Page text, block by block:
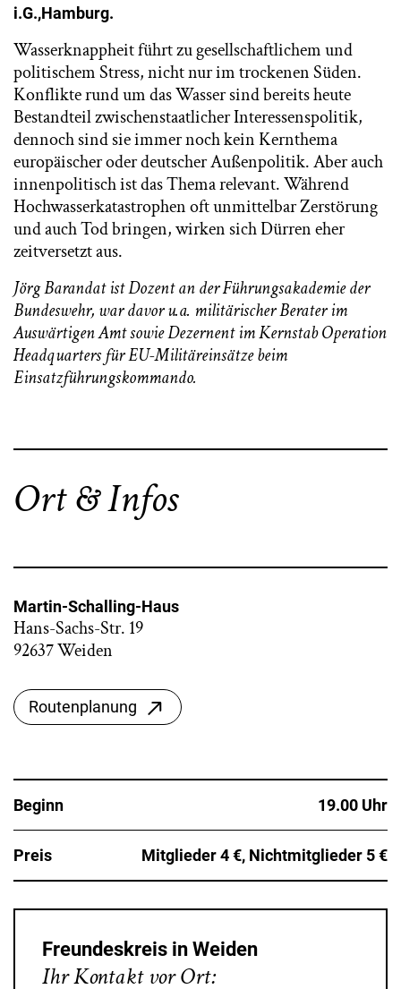
i.G.,Hamburg.
Wasserknappheit führt zu gesellschaftlichem und
politischem Stress, nicht nur im trockenen Süden.
Konflikte rund um das Wasser sind bereits heute
Bestandteil zwischenstaatlicher Interessenspolitik,
dennoch sind sie immer noch kein Kernthema
europäischer oder deutscher Außenpolitik. Aber auch
innenpolitisch ist das Thema relevant. Während
Hochwasserkatastrophen oft unmittelbar Zerstörung
und auch Tod bringen, wirken sich Dürren eher
zeitversetzt aus.
Jörg Barandat istDozent an der Führungsakademie der
Bundeswehr, war davor u.a. militärischer Berater im
Auswärtigen Amt sowie Dezernent im Kernstab Operation
Headquarters für EU-Militäreinsätze beim
Einsatzführungskommando.
Ort & Infos
Martin-Schalling-Haus
Hans-Sachs-Str. 19
92637 Weiden
Routenplanung
Beginn 19.00 Uhr
Preis Mitglieder 4 €, Nichtmitglieder 5 €
Freundeskreis in Weiden
Ihr Kontakt vor Ort: